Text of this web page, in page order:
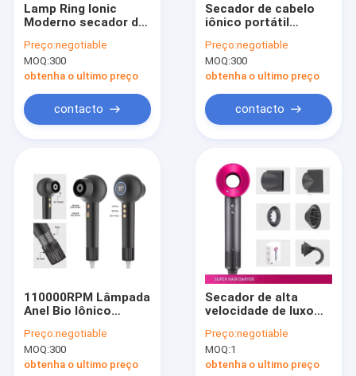
Produtos
Sobre nós
Visita à fábrica
Notícias
Lamp Ring Ionic
Moderno secador de
de alta eficiência
Mulheres
Preço:negotiable
MOQ:300
obtenha o ultimo preço
contacto
Secador de cabelo
iônico portátil
temperatura
inteligente para
dormitório em casa
Preço:negotiable
MOQ:300
obtenha o ultimo preço
contacto
110000RPM Lâmpada
Anel Bio Iônico
Máquina de
temperatura
constante
Preço:negotiable
MOQ:300
obtenha o ultimo preço
Secador de alta
velocidade de luxo
configurações de
velocidade para
presentes
Preço:negotiable
MOQ:1
obtenha o ultimo preço